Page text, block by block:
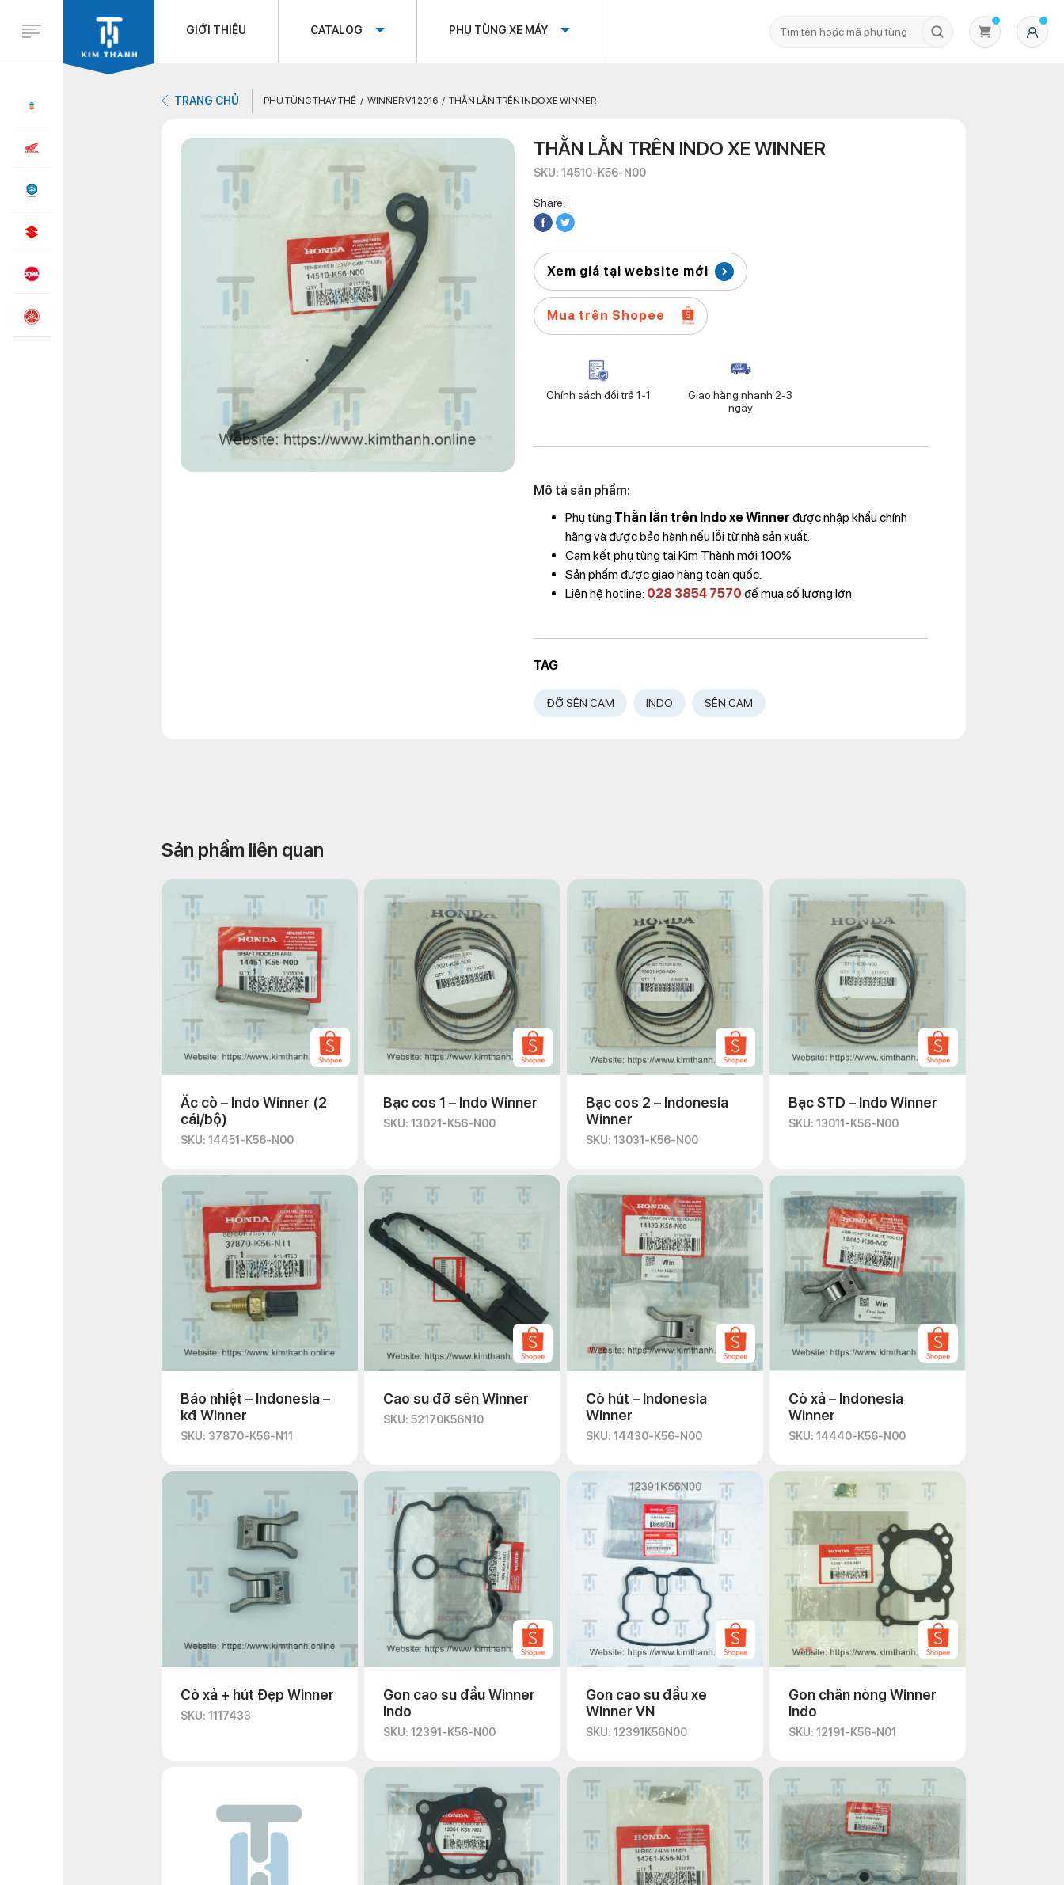
GIỚI THIỆU CATALOG PHỤ TÙNG XE MÁY
TRANG CHỦ PHỤ TÙNG THAY THẾ WINNER V1 2016 THẰN LẰN TRÊN INDO XE WINNER
THẰN LẰN TRÊN INDO XE WINNER
SKU: 14510-K56-N00
Share:
Xem giá tại website mới
Mua trên Shopee
Chính sách đổi trả 1-1
Giao hàng nhanh 2-3
ngày
Mô tả sản phẩm:
Phụ tùng Thằn lằn trên Indo xe Winner được nhập khẩu chính
hãng và được bảo hành nếu lỗi từ nhà sản xuất.
Cam kết phụ tùng tại Kim Thành mới 100%
Sản phẩm được giao hàng toàn quốc.
Liên hệ hotline: 028 3854 7570 để mua số lượng lớn.
TAG
ĐỠ SÊN CAM INDO SÊN CAM
Sản phẩm liên quan
Ắc cò – Indo Winner (2
cái/bộ)
SKU: 14451-K56-N00
Bạc cos 1 – Indo Winner
SKU: 13021-K56-N00
Bạc cos 2 – Indonesia
Winner
SKU: 13031-K56-N00
Bạc STD – Indo Winner
SKU: 13011-K56-N00
Báo nhiệt – Indonesia –
kđ Winner
SKU: 37870-K56-N11
Cao su đỡ sên Winner
SKU: 52170K56N10
Cò hút – Indonesia
Winner
SKU: 14430-K56-N00
Cò xả – Indonesia
Winner
SKU: 14440-K56-N00
Cò xả + hút Đẹp Winner
SKU: 1117433
Gon cao su đầu Winner
Indo
SKU: 12391-K56-N00
Gon cao su đầu xe
Winner VN
SKU: 12391K56N00
Gon chân nòng Winner
Indo
SKU: 12191-K56-N01